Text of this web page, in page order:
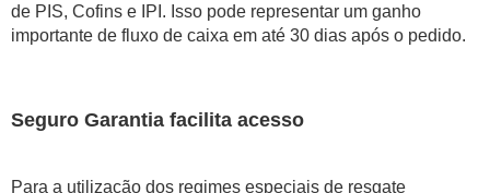
de PIS, Cofins e IPI. Isso pode representar um ganho
importante de fluxo de caixa em até 30 dias após o pedido.
Seguro Garantia facilita acesso
Para a utilização dos regimes especiais de resgate